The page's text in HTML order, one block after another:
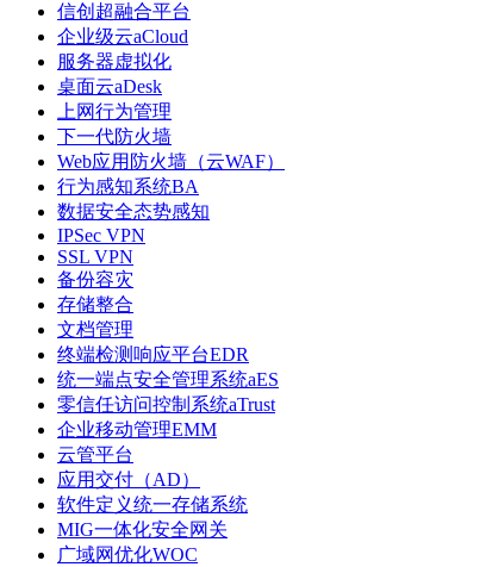
信创超融合平台
企业级云aCloud
服务器虚拟化
桌面云aDesk
上网行为管理
下一代防火墙
Web应用防火墙（云WAF）
行为感知系统BA
数据安全态势感知
IPSec VPN
SSL VPN
备份容灾
存储整合
文档管理
终端检测响应平台EDR
统一端点安全管理系统aES
零信任访问控制系统aTrust
企业移动管理EMM
云管平台
应用交付（AD）
软件定义统一存储系统
MIG一体化安全网关
广域网优化WOC